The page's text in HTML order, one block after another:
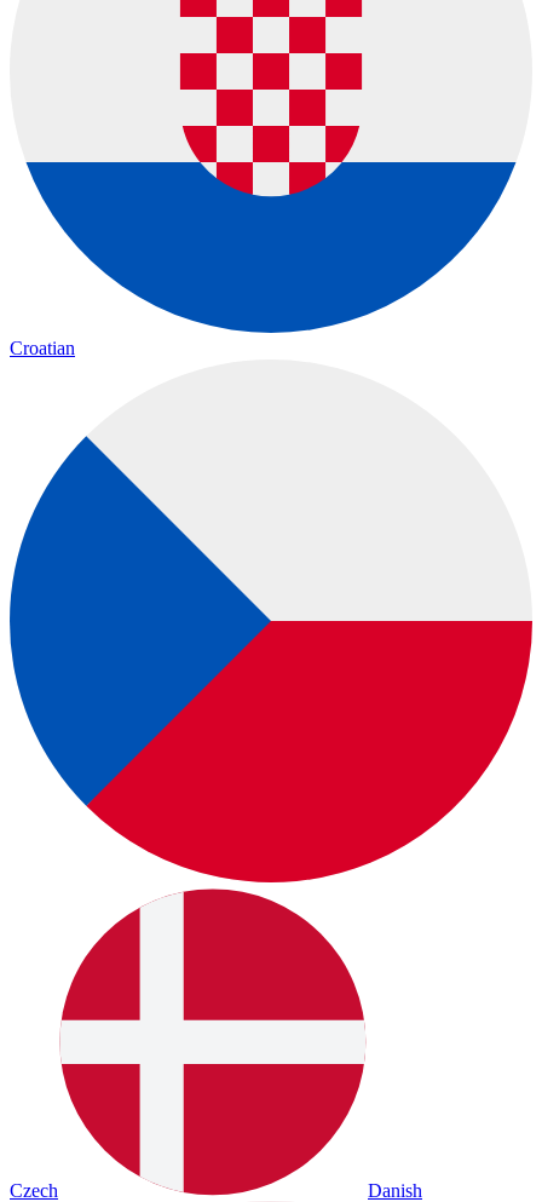
Croatian
Czech Danish